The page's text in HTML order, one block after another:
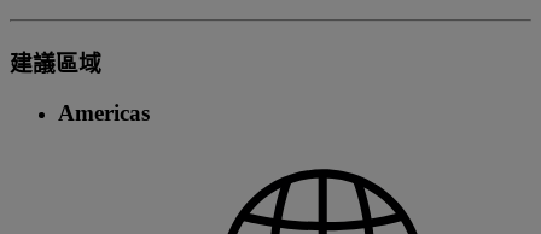
建議區域
Americas